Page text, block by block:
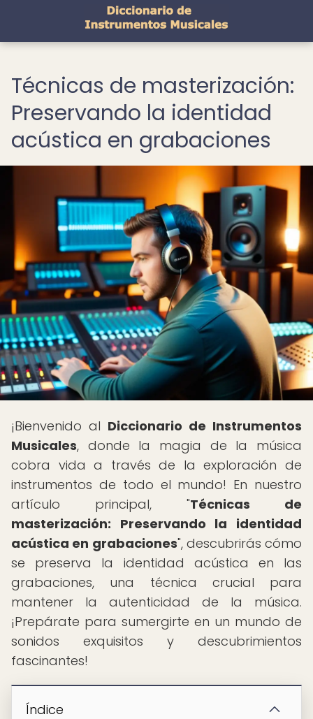
Técnicas de masterización:
Preservando la identidad
acústica en grabaciones
¡Bienvenido al Diccionario de Instrumentos
Musicales, donde la magia de la música
cobra vida a través de la exploración de
instrumentos de todo el mundo! En nuestro
artículo principal, "Técnicas de
masterización: Preservando la identidad
acústica en grabaciones", descubrirás cómo
se preserva la identidad acústica en las
grabaciones, una técnica crucial para
mantener la autenticidad de la música.
¡Prepárate para sumergirte en un mundo de
sonidos exquisitos y descubrimientos
fascinantes!
Índice